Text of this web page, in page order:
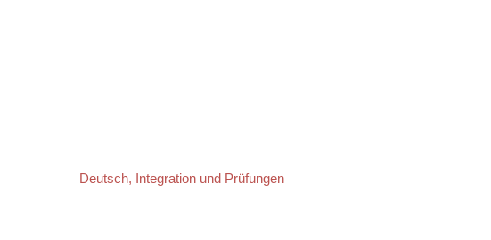
Deutsch, Integration und Prüfungen